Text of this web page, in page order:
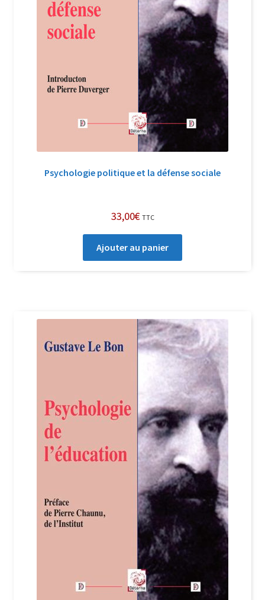
Psychologie politique et la défense sociale
33,00€ TTC
Ajouter au panier